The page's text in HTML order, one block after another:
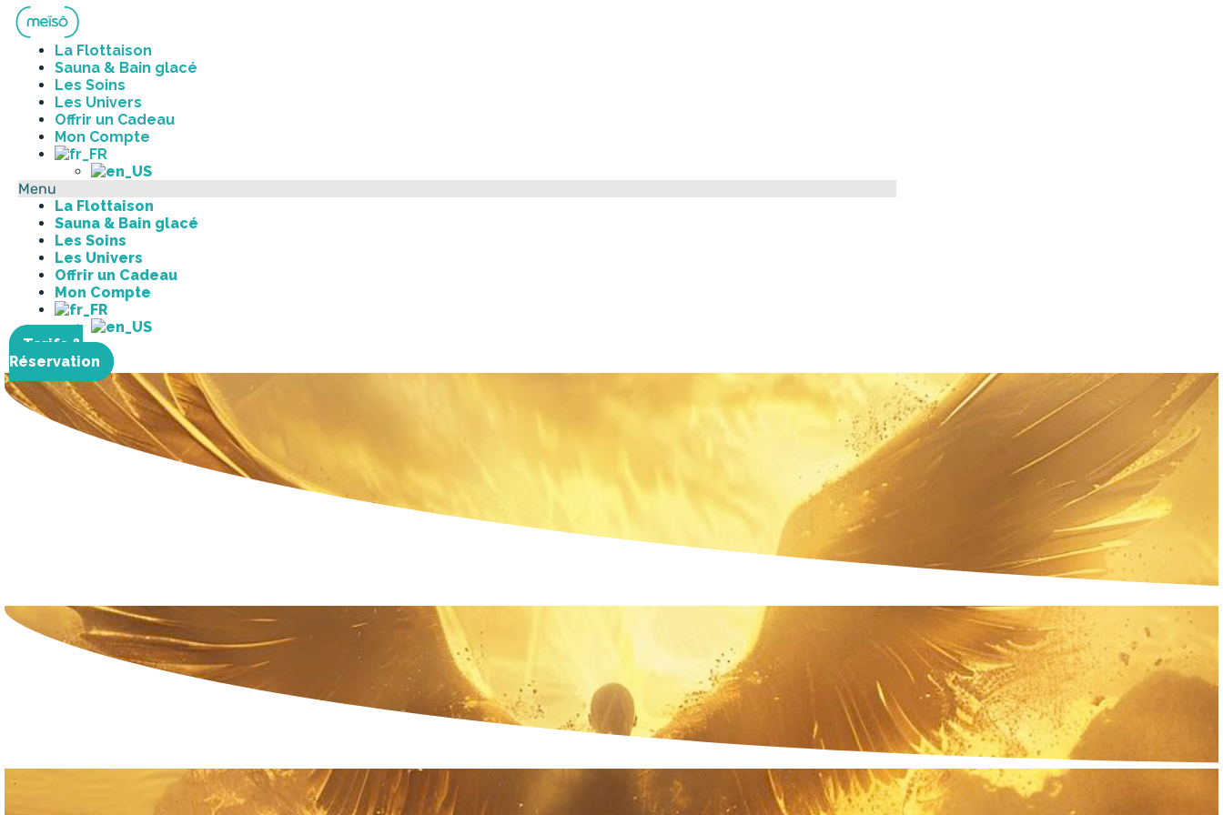
Aller
au
contenuLa Flottaison
Sauna & Bain glacé
Les Soins
Les Univers
Offrir un Cadeau
Mon Compte
Menu
La Flottaison
Sauna & Bain glacé
Les Soins
Les Univers
Offrir un Cadeau
Mon Compte
Tarifs &
Réservation